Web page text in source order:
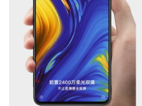
生成式AI與雲端應用
Enterprise Digital Transformation